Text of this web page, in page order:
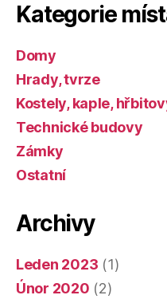
Kategorie
Domy
Hrady, tvrze
Kostely, kaple,
Technické budovy
Zámky
Ostatní
Archivy
Leden 2023 (1)
Únor 2020 (2)